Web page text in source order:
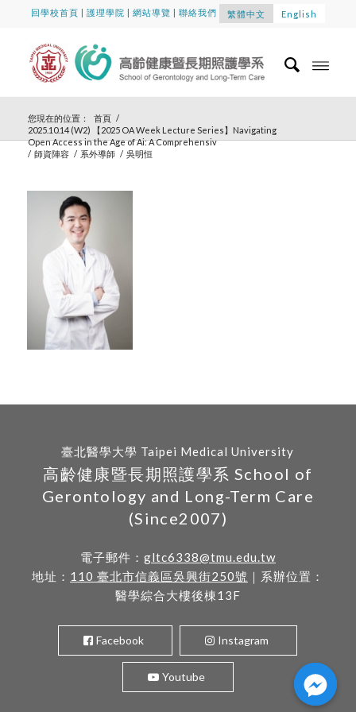
回學校首頁 |護理學院 |網站導覽 | 聯絡我們 繁體中文 English
您現在的位置： 首頁 /
2025.10.14 (W2) 【2025 OA Week Lecture Series】Navigating
Open Access in the Age of Ai: A Comprehensiv
/ 師資陣容 / 系外導師 / 吳明恒
臺北醫學大學 Taipei Medical University
高齡健康暨長期照護學系 School of
Gerontology and Long-Term Care
(Since2007)
電子郵件： gltc6338@tmu.edu.tw
地址： 110 臺北市信義區吳興街250號 ｜系辦位置：
醫學綜合大樓後棟13F
Facebook Instagram
Youtube